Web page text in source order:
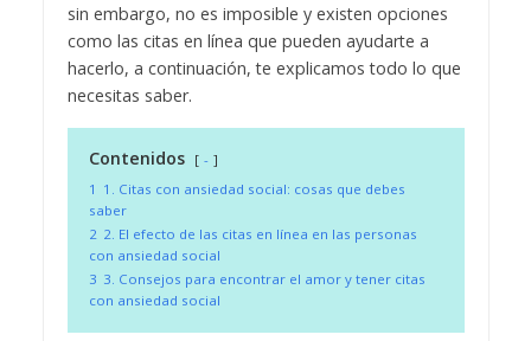
sin embargo, no es imposible y existen opciones
como las citas en línea que pueden ayudarte a
hacerlo, a continuación, te explicamos todo lo que
necesitas saber.
Contenidos
-
1 1. Citas con ansiedad social: cosas que debes
saber
2 2. El efecto de las citas en línea en las personas
con ansiedad social
3 3. Consejos para encontrar el amor y tener citas
con ansiedad social